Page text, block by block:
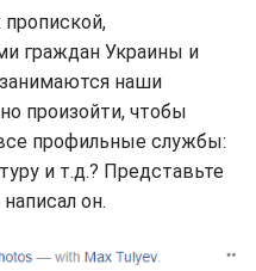
граждан Украины и
наши
произойти, чтобы
профильные службы:
и т.д.? Представьте
он.